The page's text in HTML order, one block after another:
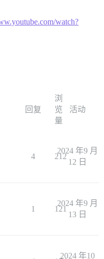
watch?
回复
浏
览
量
活动
4 212
2024 年9 月
12 日
1 121
2024 年9 月
13 日
2024 年10